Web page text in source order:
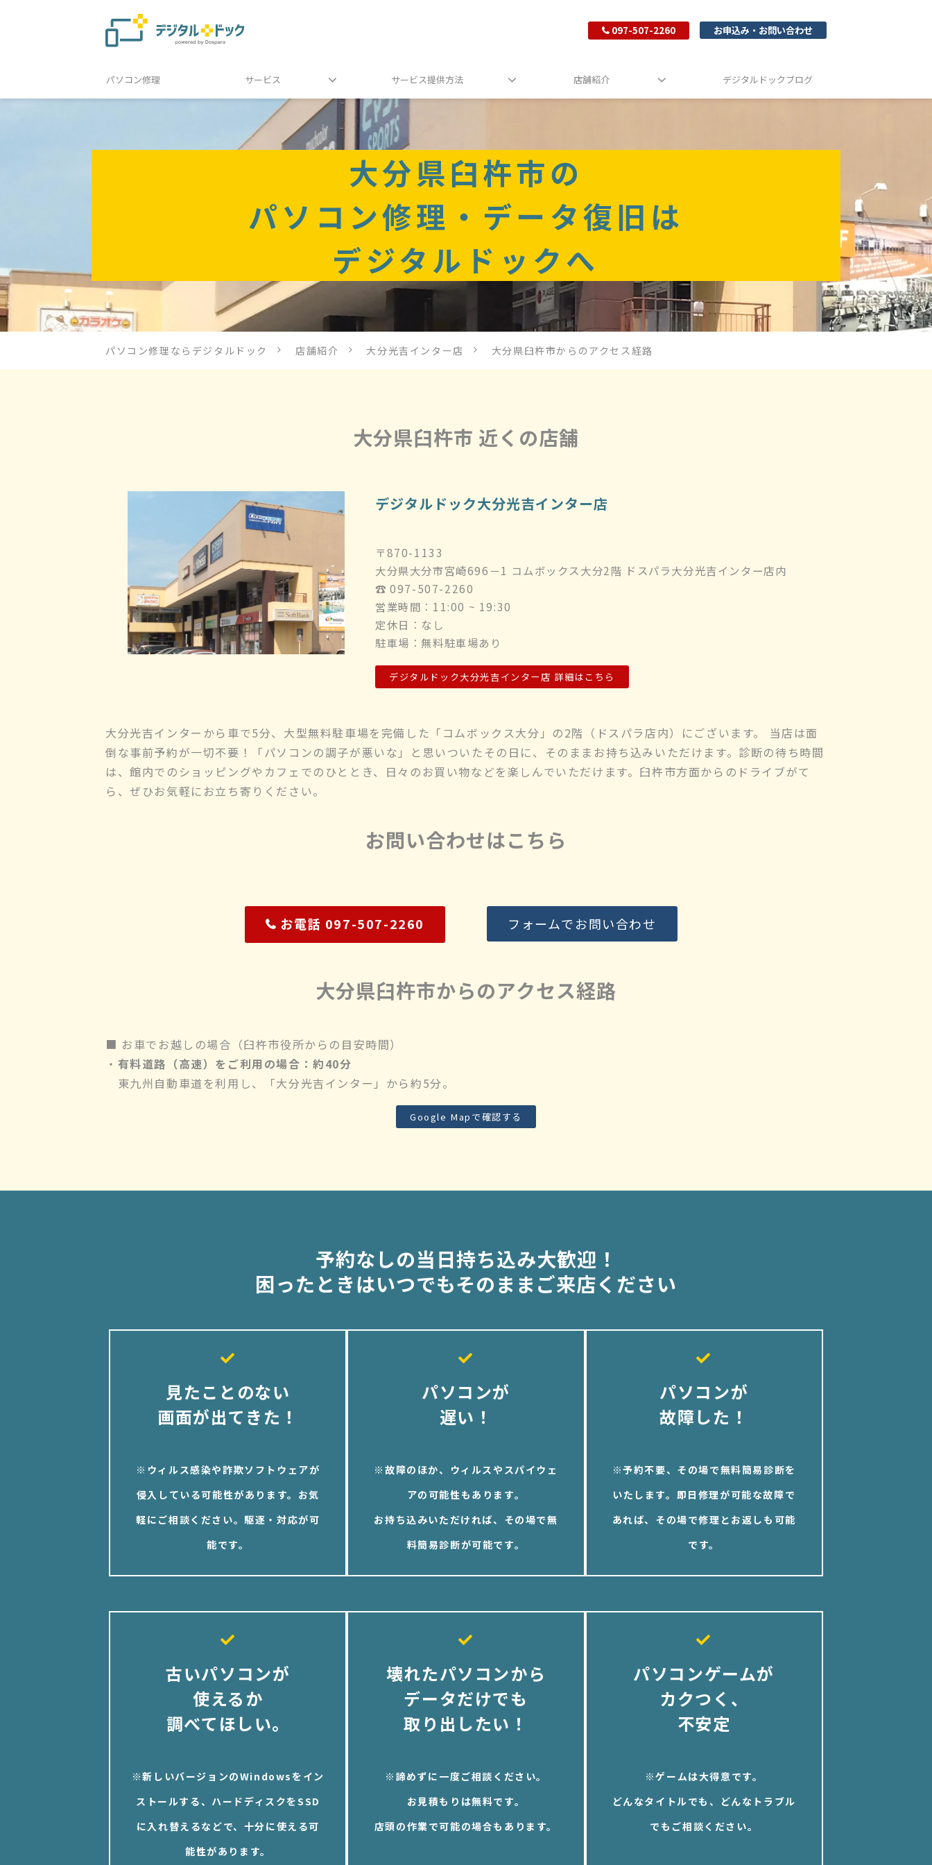
097-507-2260 お申込み・お問い合わせ
パソコン修理 サービス サービス提供方法 店舗紹介 デジタルドックブログ
大分県臼杵市の
パソコン修理・データ復旧は
デジタルドックへ
パソコン修理ならデジタルドック 店舗紹介 大分光吉インター店 大分県臼杵市からのアクセス経路
大分県臼杵市 近くの店舗
デジタルドック大分光吉インター店
〒870-1133
大分県大分市宮崎696－1 コムボックス大分2階 ドスパラ大分光吉インター店内
☎︎ 097-507-2260
営業時間：11:00 ~ 19:30
定休日：なし
駐車場：無料駐車場あり
デジタルドック大分光吉インター店 詳細はこちら
大分光吉インターから車で5分、大型無料駐車場を完備した「コムボックス大分」の2階（ドスパラ店内）にございます。 当店は面
倒な事前予約が一切不要！「パソコンの調子が悪いな」と思いついたその日に、そのままお持ち込みいただけます。診断の待ち時間
は、館内でのショッピングやカフェでのひととき、日々のお買い物などを楽しんでいただけます。臼杵市方面からのドライブがて
ら、ぜひお気軽にお立ち寄りください。
お問い合わせはこちら
お電話 097-507-2260 フォームでお問い合わせ
大分県臼杵市からのアクセス経路
■ お車でお越しの場合（臼杵市役所からの目安時間）
・ 有料道路（高速）をご利用の場合：約40分
東九州自動車道を利用し、「大分光吉インター」から約5分。
Google Mapで確認する
予約なしの当日持ち込み大歓迎！
困ったときはいつでもそのままご来店ください
見たことのない
画面が出てきた！
※ウィルス感染や詐欺ソフトウェアが
侵入している可能性があります。お気
軽にご相談ください。駆逐・対応が可
能です。
パソコンが
遅い！
※故障のほか、ウィルスやスパイウェ
アの可能性もあります。
お持ち込みいただければ、その場で無
料簡易診断が可能です。
パソコンが
故障した！
※予約不要、その場で無料簡易診断を
いたします。即日修理が可能な故障で
あれば、その場で修理とお返しも可能
です。
古いパソコンが
使えるか
調べてほしい。
※新しいバージョンのWindowsをイン
ストールする、ハードディスクをSSD
に入れ替えるなどで、十分に使える可
能性があります。
壊れたパソコンから
データだけでも
取り出したい！
※諦めずに一度ご相談ください。
お見積もりは無料です。
店頭の作業で可能の場合もあります。
パソコンゲームが
カクつく、
不安定
※ゲームは大得意です。
どんなタイトルでも、どんなトラブル
でもご相談ください。